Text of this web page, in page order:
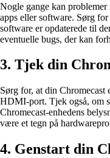
Nogle gange kan
apps eller software. Sørg
software er opdaterede til
eventuelle bugs, der kan
3. Tjek din
Sørg for, at din
HDMI-port. Tjek også, om
Chromecast-enhedens
være et tegn på
4. Genstart din